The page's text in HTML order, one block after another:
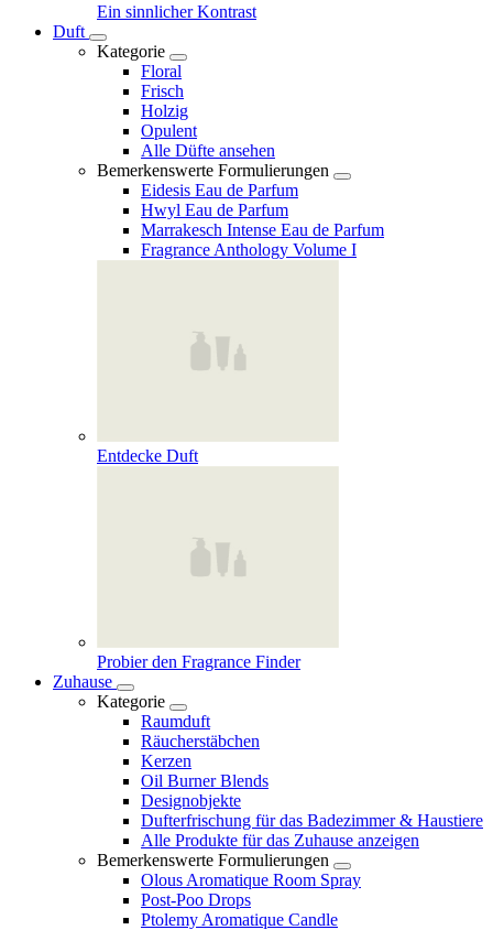
Ein sinnlicher Kontrast
Duft
Kategorie
Floral
Frisch
Holzig
Opulent
Alle Düfte ansehen
Bemerkenswerte Formulierungen
Eidesis Eau de Parfum
Hwyl Eau de Parfum
Marrakesch Intense Eau de Parfum
Fragrance Anthology Volume I
Entdecke Duft
Probier den Fragrance Finder
Zuhause
Kategorie
Raumduft
Räucherstäbchen
Kerzen
Oil Burner Blends
Designobjekte
Dufterfrischung für das Badezimmer & Haustiere
Alle Produkte für das Zuhause anzeigen
Bemerkenswerte Formulierungen
Olous Aromatique Room Spray
Post-Poo Drops
Ptolemy Aromatique Candle